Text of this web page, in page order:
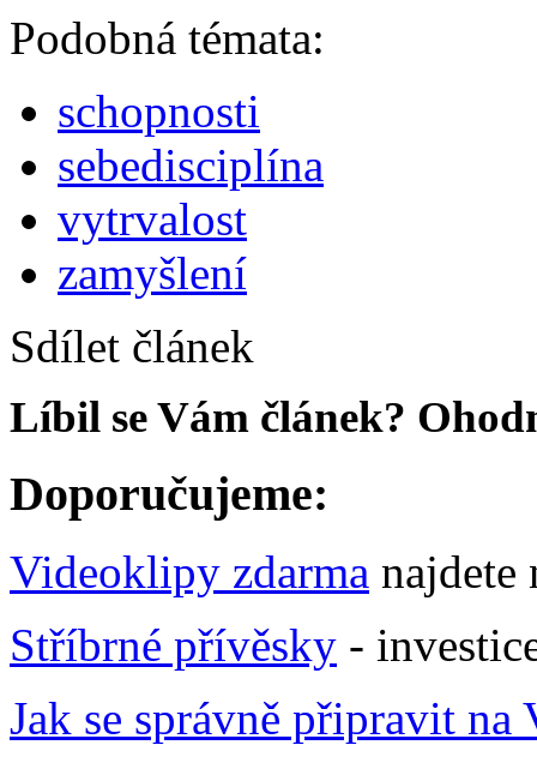
Podobná témata:
schopnosti
sebedisciplína
vytrvalost
zamyšlení
Sdílet článek
Líbil se Vám článek?
Doporučujeme:
Videoklipy zdarma najdete
Stříbrné přívěsky -
Jak se správně připravit na